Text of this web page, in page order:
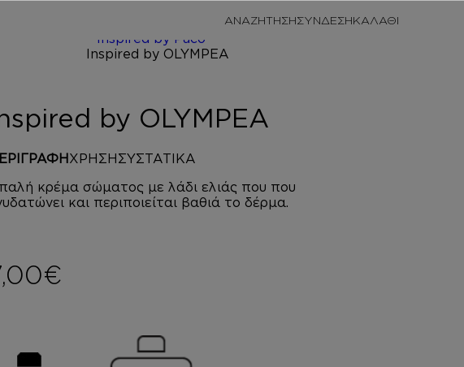
ΑΝΑΖΗΤΗΣΗΣΥΝΔΕΣΗ
Inspired by Paco
by OLYMPEA
ΧΡΗΣΗ ΣΥΣΤΑΤΙΚΑ
κρέμα σώματος με λάδι ελιάς που που
και περιποιείται βαθιά το δέρμα.
€